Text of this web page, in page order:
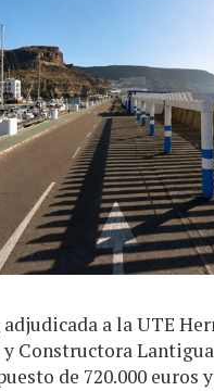
a la UTE
Constructora
de 720.000 euros y